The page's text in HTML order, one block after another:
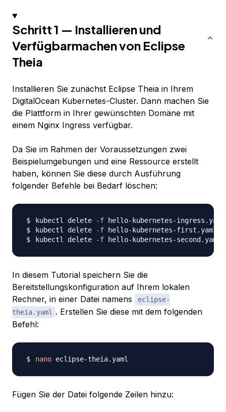
Schritt 1 — Installieren und
Verfügbarmachen von Eclipse
Theia
Installieren Sie zunächst Eclipse Theia in Ihrem
DigitalOcean Kubernetes-Cluster. Dann machen Sie
die Plattform in Ihrer gewünschten Domäne mit
einem Nginx Ingress verfügbar.
Da Sie im Rahmen der Voraussetzungen zwei
Beispielumgebungen und eine Ressource erstellt
haben, können Sie diese durch Ausführung
folgender Befehle bei Bedarf löschen:
kubectl delete -f
kubectl delete
-f
kubectl delete
-f
In diesem Tutorial speichern Sie die
Bereitstellungskonfiguration auf Ihrem lokalen
Rechner, in einer Datei namens
eclipse-
theia.yaml . Erstellen Sie diese mit dem folgenden
Befehl:
nano
Fügen Sie der Datei folgende Zeilen hinzu: